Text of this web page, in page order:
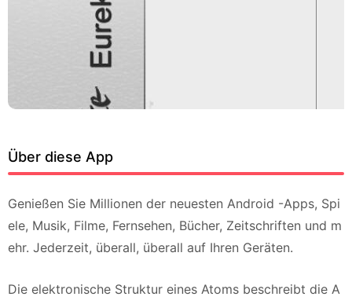
Über diese App
Genießen Sie Millionen der neuesten Android -Apps, Spi
ele, Musik, Filme, Fernsehen, Bücher, Zeitschriften und m
ehr. Jederzeit, überall, überall auf Ihren Geräten.
Die elektronische Struktur eines Atoms beschreibt die A